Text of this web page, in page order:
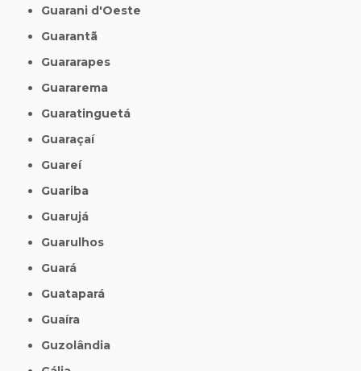
Guarani d'Oeste
Guarantã
Guararapes
Guararema
Guaratinguetá
Guaraçaí
Guareí
Guariba
Guarujá
Guarulhos
Guará
Guatapará
Guaíra
Guzolândia